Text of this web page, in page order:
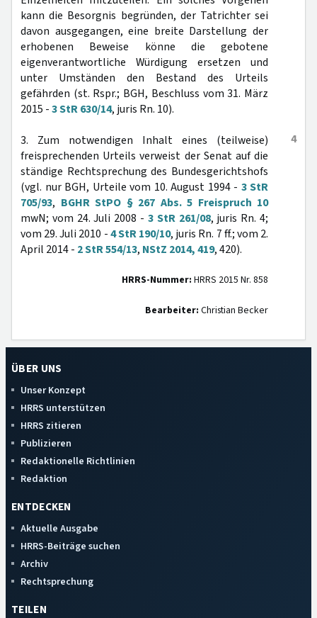
kann die Besorgnis begründen, der Tatrichter sei
davon ausgegangen, eine breite Darstellung der
erhobenen Beweise könne die gebotene
eigenverantwortliche Würdigung ersetzen und
unter Umständen den Bestand des Urteils
gefährden (st. Rspr.; BGH, Beschluss vom 31. März
2015 -3 StR 630/14, juris Rn. 10).
4
3. Zum notwendigen Inhalt eines (teilweise)
freisprechenden Urteils verweist der Senat auf die
ständige Rechtsprechung des Bundesgerichtshofs
(vgl. nur BGH, Urteile vom 10. August 1994 - 3 StR
705/93, BGHR StPO § 267 Abs. 5 Freispruch 10
mwN; vom 24. Juli 2008 - 3 StR 261/08, juris Rn. 4;
vom 29. Juli 2010 -4 StR 190/10, juris Rn. 7 ff.; vom 2.
April 2014 - 2 StR 554/13, NStZ 2014, 419, 420).
HRRS-Nummer: HRRS 2015 Nr. 858
Bearbeiter: Christian Becker
ÜBER UNS
Unser Konzept
HRRS unterstützen
HRRS zitieren
Publizieren
Redaktionelle Richtlinien
Redaktion
ENTDECKEN
Aktuelle Ausgabe
HRRS-Beiträge suchen
Archiv
Rechtsprechung
TEILEN